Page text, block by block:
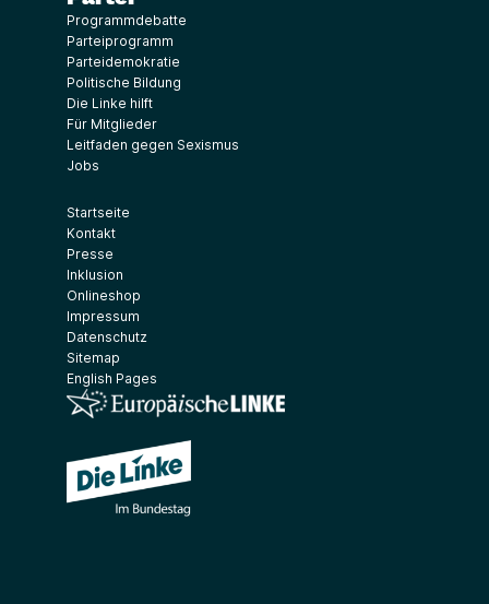
Programmdebatte
Parteiprogramm
Parteidemokratie
Politische Bildung
Die Linke hilft
Für Mitglieder
Leitfaden gegen Sexismus
Jobs
Startseite
Kontakt
Presse
Inklusion
Onlineshop
Impressum
Datenschutz
Sitemap
English Pages
(Link öffnet ein neues Fenster)